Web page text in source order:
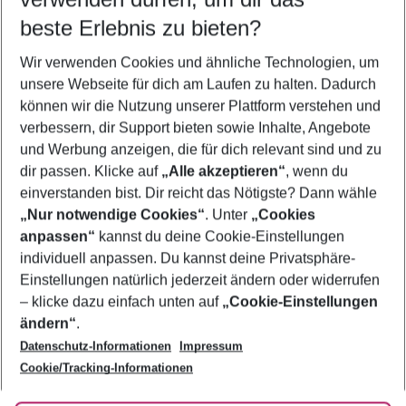
5-8 Nächte
2 Erwachsene Keine Kinder
Mehr Filter anzeigen
Footer
Footer navigation
Über uns
AGB
Bestpreisgarantie
Cookie-Einstellungen ändern
Cookie-Richtlinie
Agenturbetreuung
Barrierefreies Reisen
Folge uns
beste Erlebnis zu bieten?
Wir verwenden Cookies und ähnliche Technologien, um
unsere Webseite für dich am Laufen zu halten. Dadurch
können wir die Nutzung unserer Plattform verstehen und
verbessern, dir Support bieten sowie Inhalte, Angebote
und Werbung anzeigen, die für dich relevant sind und zu
dir passen. Klicke auf „Alle akzeptieren“, wenn du
einverstanden bist. Dir reicht das Nötigste? Dann wähle
„Nur notwendige Cookies“. Unter „Cookies
anpassen“ kannst du deine Cookie-Einstellungen
individuell anpassen. Du kannst deine Privatsphäre-
Einstellungen natürlich jederzeit ändern oder widerrufen
– klicke dazu einfach unten auf „Cookie-Einstellungen
ändern“.
Datenschutz-Informationen
Impressum
Cookie/Tracking-Informationen